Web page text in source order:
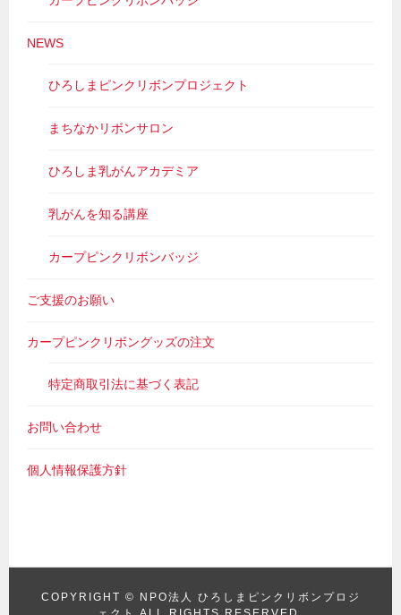
NEWS
ひろしまピンクリボンプロジェクト
まちなかリボンサロン
ひろしま乳がんアカデミア
乳がんを知る講座
カープピンクリボンバッジ
ご支援のお願い
カープピンクリボングッズの注文
特定商取引法に基づく表記
お問い合わせ
個人情報保護方針
COPYRIGHT ©
NPO法人 ひろしまピンクリボンプロジ